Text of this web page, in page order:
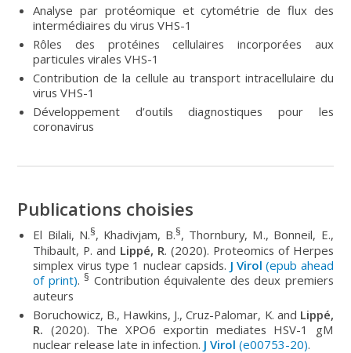
Analyse par protéomique et cytométrie de flux des
intermédiaires du virus VHS-1
Rôles des protéines cellulaires incorporées aux
particules virales VHS-1
Contribution de la cellule au transport intracellulaire du
virus VHS-1
Développement d’outils diagnostiques pour les
coronavirus
Publications choisies
El Bilali, N.§, Khadivjam, B.§, Thornbury, M., Bonneil, E.,
Thibault, P. and Lippé, R. (2020). Proteomics of Herpes
simplex virus type 1 nuclear capsids. J Virol (epub ahead
of print). § Contribution équivalente des deux premiers
auteurs
Boruchowicz, B., Hawkins, J., Cruz-Palomar, K. and Lippé,
R. (2020). The XPO6 exportin mediates HSV-1 gM
nuclear release late in infection. J Virol (e00753-20).